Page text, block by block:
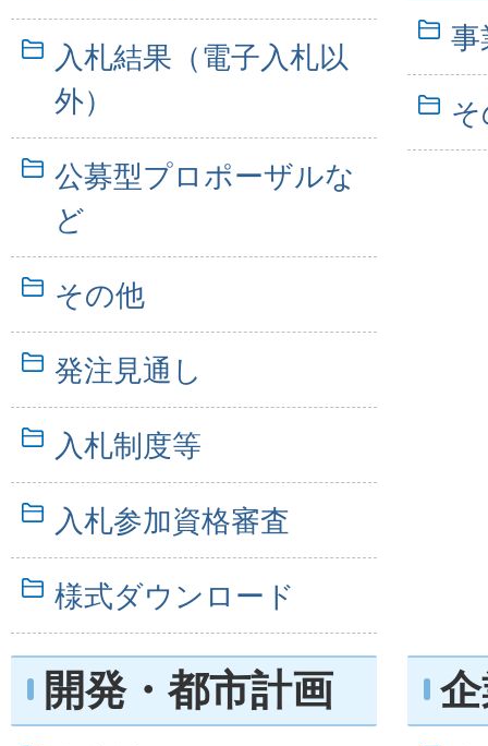
入札結果（電子入札以
外）
公募型プロポーザルな
ど
その他
発注見通し
入札制度等
入札参加資格審査
様式ダウンロード
事
開発・都市計画